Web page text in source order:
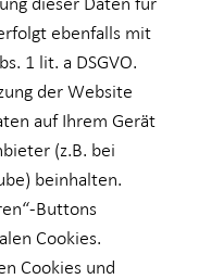
ebenfalls mit
1 lit. a DSGVO.
der Website
auf Ihrem Gerät
(z.B. bei
beinhalten.
Buttons
Cookies.
Cookies und